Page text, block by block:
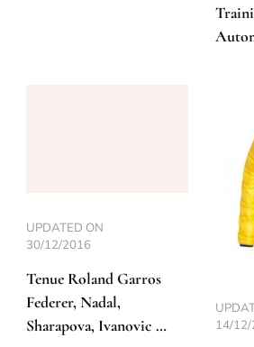
UPDATED ON
30/12/2016
Tenue Roland Garros
Federer, Nadal,
Sharapova, Ivanovic …
14/